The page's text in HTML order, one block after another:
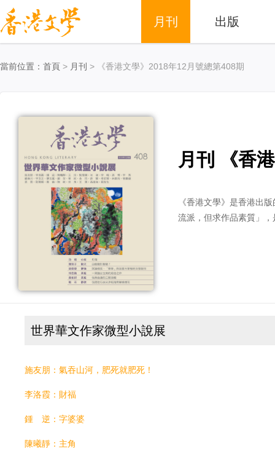
月刊 出版
當前位置： 首頁 > 月刊 > 《香港文學》2018年12月號總第408期
月刊 《香
《香港文學》是香港出
流派，但求作品素質」
世界華文作家微型小說展
施友朋：氣吞山河，肥死就肥死！
李洛霞：財福
鍾 逆：字婆婆
陳曦靜：主角